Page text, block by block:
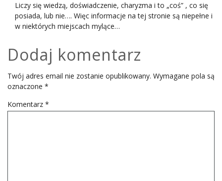
Liczy się wiedzą, doświadczenie, charyzma i to „coś” , co się
posiada, lub nie…. Więc informacje na tej stronie są niepełne i
w niektórych miejscach mylące…
Dodaj komentarz
Twój adres email nie zostanie opublikowany. Wymagane pola są
oznaczone *
Komentarz *